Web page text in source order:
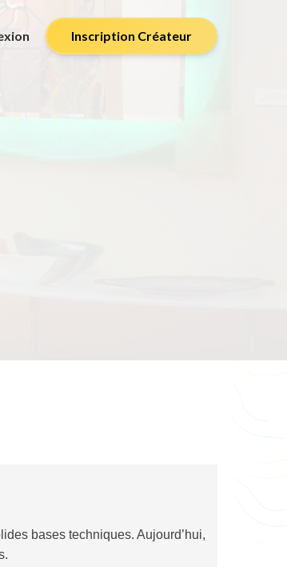
Inscription Créateur
bases techniques. Aujourd’hui,